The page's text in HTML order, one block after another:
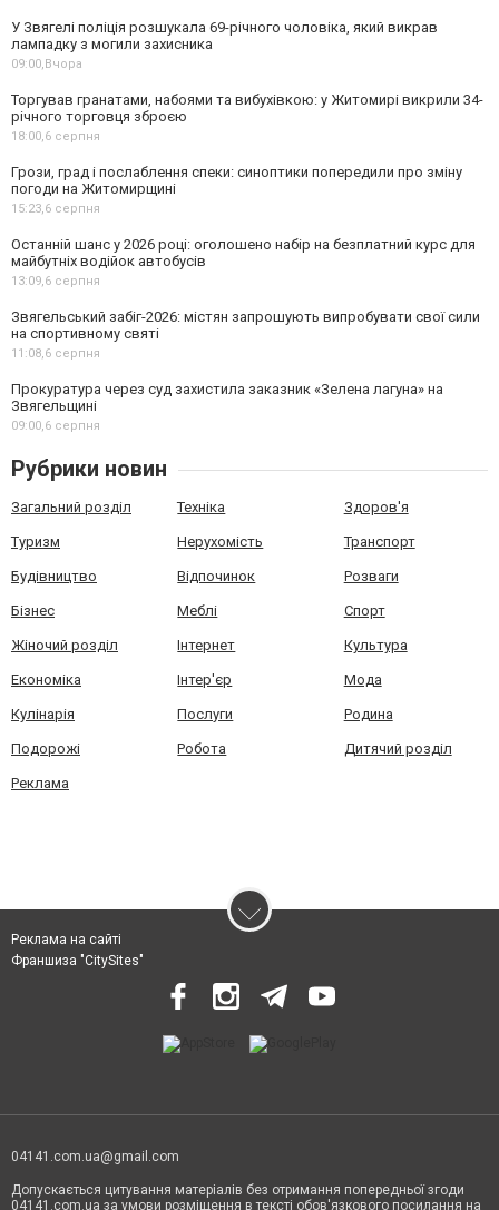
У Звягелі поліція розшукала 69-річного чоловіка, який викрав
лампадку з могили захисника
09:00,Вчора
Торгував гранатами, набоями та вибухівкою: у Житомирі викрили 34-
річного торговця зброєю
18:00,6 серпня
Грози, град і послаблення спеки: синоптики попередили про зміну
погоди на Житомирщині
15:23,6 серпня
Останній шанс у 2026 році: оголошено набір на безплатний курс для
майбутніх водійок автобусів
13:09,6 серпня
Звягельський забіг-2026: містян запрошують випробувати свої сили
на спортивному святі
11:08,6 серпня
Прокуратура через суд захистила заказник «Зелена лагуна» на
Звягельщині
09:00,6 серпня
Рубрики новин
Загальний розділ Техніка Здоров'я
Туризм Нерухомість Транспорт
Будівництво Відпочинок Розваги
Бізнес Меблі Спорт
Жіночий розділ Інтернет Культура
Економіка Інтер'єр Мода
Кулінарія Послуги Родина
Подорожі Робота Дитячий розділ
Реклама
Реклама на сайті
Франшиза "CitySites"
04141.com.ua@gmail.com
Допускається цитування матеріалів без отримання попередньої згоди
04141.com.ua за умови розміщення в тексті обов'язкового посилання на